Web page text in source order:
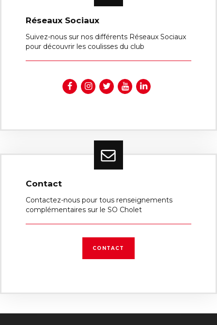
Réseaux Sociaux
Suivez-nous sur nos différents Réseaux Sociaux
pour découvrir les coulisses du club
Contact
Contactez-nous pour tous renseignements
complémentaires sur le SO Cholet
CONTACT